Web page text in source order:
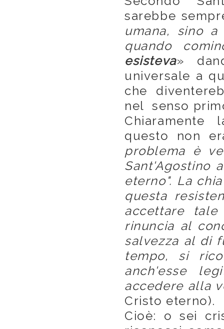
sarebbe
umana, sino
quando
esisteva»
universale a
che
nel senso
Chiaramente
questo non
problema è
Sant'Agostino
eterno". La
questa
accettare
rinuncia al
salvezza al di
tempo, si
anch'esse
accedere alla
Cristo eterno).
Cioè: o sei